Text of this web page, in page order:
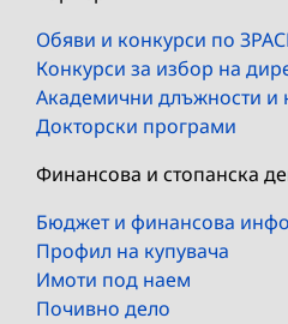
Обяви и конкурси по
Конкурси за избор на
Академични длъжности и
Докторски програми
Финансова и стопанска
Бюджет и финансова
Профил на купувача
Имоти под наем
Почивно дело